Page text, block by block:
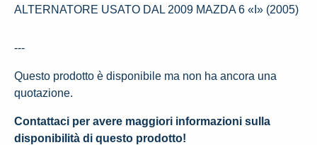
ALTERNATORE USATO DAL 2009 MAZDA 6 «I» (2005)
---
Questo prodotto è disponibile ma non ha ancora una
quotazione.
Contattaci per avere maggiori informazioni sulla
disponibilità di questo prodotto!